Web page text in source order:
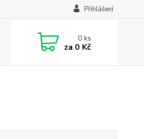
Přihlášení
0ks
za 0 Kč